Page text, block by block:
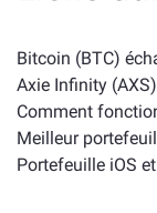
positions de
actifs
principale.
Bitcoin (BTC)
Axie Infinity
Comment
Meilleur
Portefeuille iOS